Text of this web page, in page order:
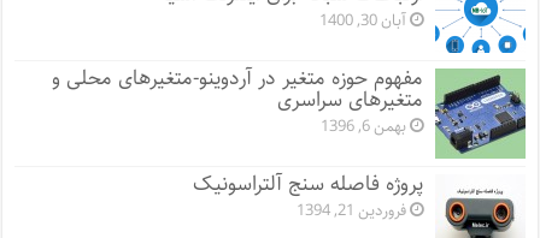
آبان 30, 1400
مفهوم حوزه متغیر در آردوینو-متغیرهای محلی و
متغیرهای سراسری
بهمن 6, 1396
پروژه فاصله سنج آلتراسونیک
فروردین 21, 1394